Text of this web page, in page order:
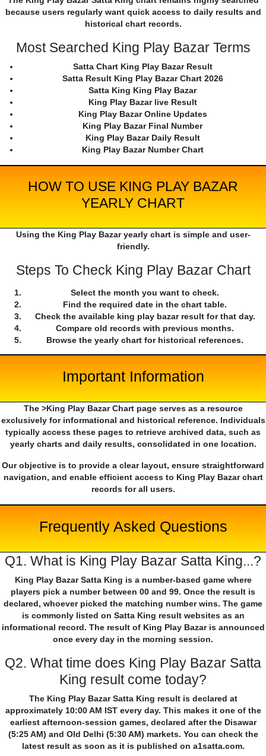
because users regularly want quick access to daily results and
historical chart records.
Most Searched King Play Bazar Terms
Satta Chart King Play Bazar Result
Satta Result King Play Bazar Chart 2026
Satta King King Play Bazar
King Play Bazar live Result
King Play Bazar Online Updates
King Play Bazar Final Number
King Play Bazar Daily Result
King Play Bazar Number Chart
HOW TO USE KING PLAY BAZAR
YEARLY CHART
Using the King Play Bazar yearly chart is simple and user-
friendly.
Steps To Check King Play Bazar Chart
Select the month you want to check.
Find the required date in the chart table.
Check the available king play bazar result for that day.
Compare old records with previous months.
Browse the yearly chart for historical references.
Important Information
The >King Play Bazar Chart page serves as a resource
exclusively for informational and historical reference. Individuals
typically access these pages to retrieve archived data, such as
yearly charts and daily results, consolidated in one location.
Our objective is to provide a clear layout, ensure straightforward
navigation, and enable efficient access to King Play Bazar chart
records for all users.
Frequently Asked Questions
Q1. What is King Play Bazar Satta King...?
King Play Bazar Satta King is a number-based game where
players pick a number between 00 and 99. Once the result is
declared, whoever picked the matching number wins. The game
is commonly listed on Satta King result websites as an
informational record. The result of King Play Bazar is announced
once every day in the morning session.
Q2. What time does King Play Bazar Satta
King result come today?
The King Play Bazar Satta King result is declared at
approximately 10:00 AM IST every day. This makes it one of the
earliest afternoon-session games, declared after the Disawar
(5:25 AM) and Old Delhi (5:30 AM) markets. You can check the
latest result as soon as it is published on a1satta.com.